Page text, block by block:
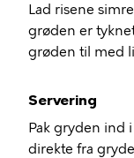
Lad risene
grøden er
grøden til med
Servering
Pak gryden ind
direkte fra